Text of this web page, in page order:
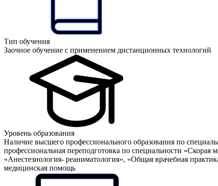
Тип обучения
Заочное обучение с применением дистанционных технологий
Уровень образования
Наличие высшего профессионального образования по
профессиональная переподготовка по специальности
«Анестезиология- реаниматология», «Общая врачебная
медицинская помощь